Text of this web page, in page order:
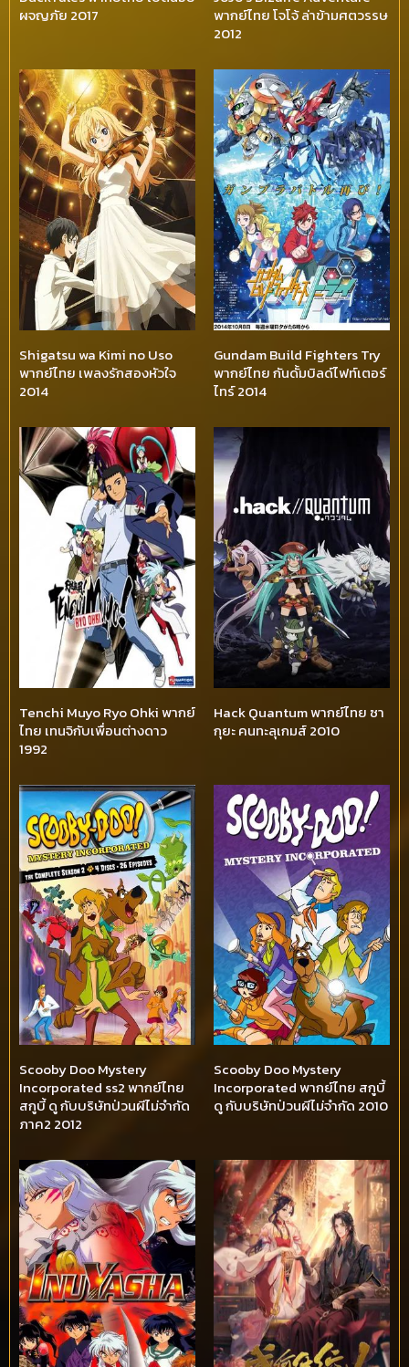
ผจญภัย 2017
พากย์ไทย โจโจ้ ล่าข้ามศตวรรษ
2012
Shigatsu wa Kimi no Uso
พากย์ไทย เพลงรักสองหัวใจ
2014
Gundam Build Fighters Try
พากย์ไทย กันดั้มบิลด์ไฟท์เตอร์
ไทร์ 2014
Tenchi Muyo Ryo Ohki พากย์
ไทย เทนจิกับเพื่อนต่างดาว
1992
Hack Quantum พากย์ไทย ซา
กุยะ คนทะลุเกมส์ 2010
Scooby Doo Mystery
Incorporated ss2 พากย์ไทย
สกูบี้ ดู กับบริษัทป่วนผีไม่จำกัด
ภาค2 2012
Scooby Doo Mystery
Incorporated พากย์ไทย สกูบี้
ดู กับบริษัทป่วนผีไม่จำกัด 2010